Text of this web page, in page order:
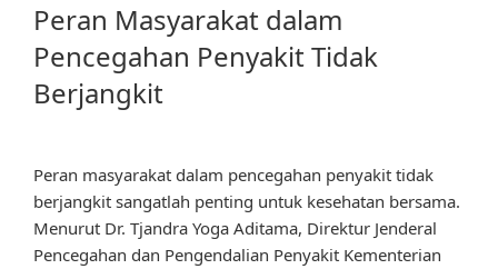
Peran Masyarakat dalam
Pencegahan Penyakit Tidak
Berjangkit
Peran masyarakat dalam pencegahan penyakit tidak
berjangkit sangatlah penting untuk kesehatan bersama.
Menurut Dr. Tjandra Yoga Aditama, Direktur Jenderal
Pencegahan dan Pengendalian Penyakit Kementerian